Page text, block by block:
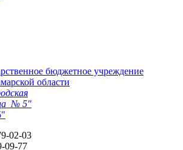
бюджетное учреждение
области
№ 5"
02-03
09-77